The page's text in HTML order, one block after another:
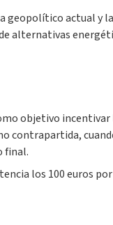
geopolítico actual y
alternativas
objetivo incentivar
contrapartida,
final.
los 100 euros